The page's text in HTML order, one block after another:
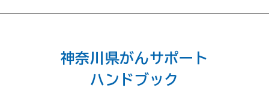
神奈川県がんサポート
ハンドブック